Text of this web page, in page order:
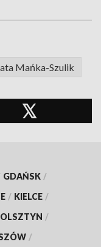
Mańka-Szulik
GDAŃSK /
/ KIELCE /
OLSZTYN /
/